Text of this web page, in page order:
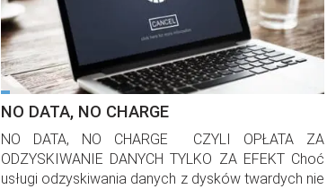
NO DATA, NO CHARGE
NO DATA, NO CHARGE CZYLI OPŁATA ZA
ODZYSKIWANIE DANYCH TYLKO ZA EFEKT Choć
usługi odzyskiwania danych z dysków twardych nie